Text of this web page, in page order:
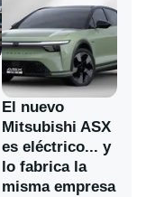
El nuevo
Mitsubishi ASX
es eléctrico... y
lo fabrica la
misma empresa